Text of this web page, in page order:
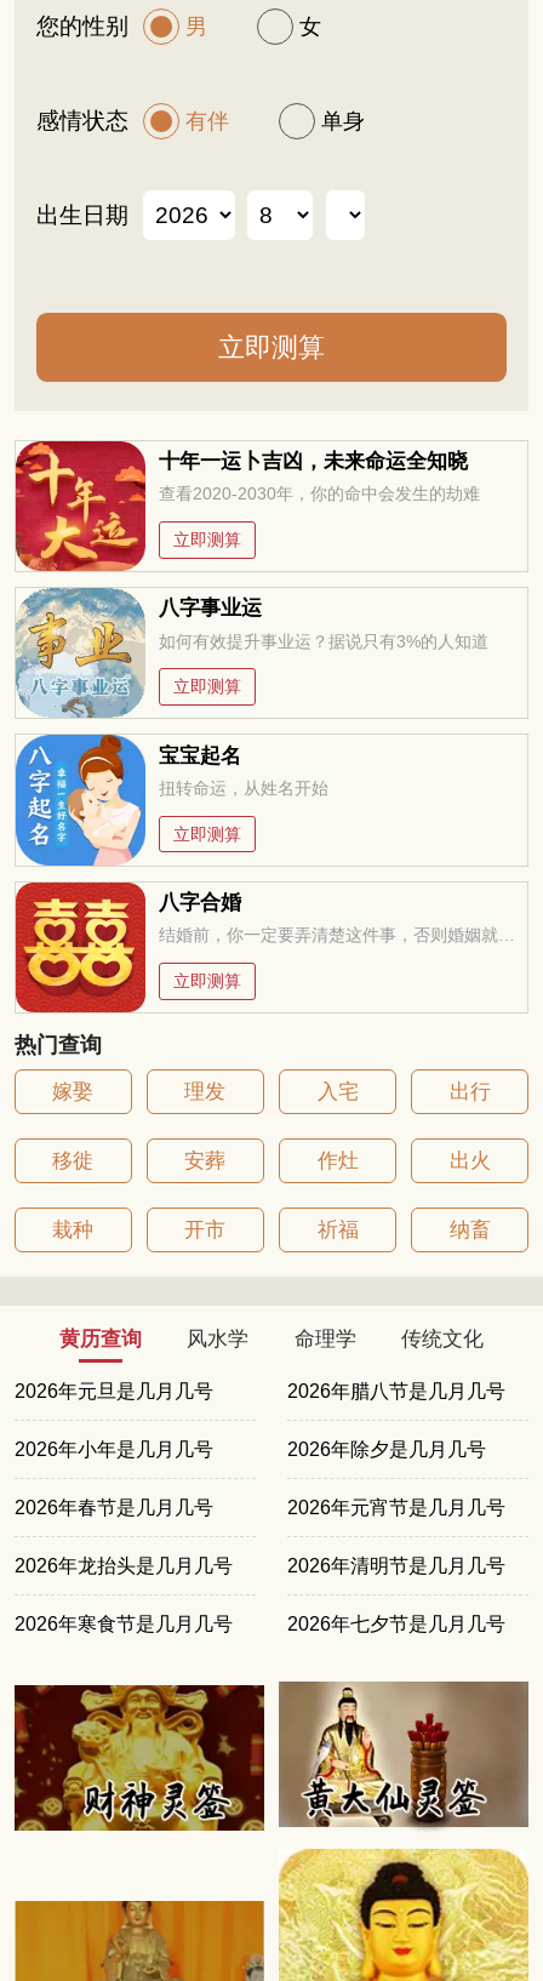
您的性别 男 女
感情状态 有伴 单身
出生日期
十年一运卜吉凶，未来命运全知晓
查看2020-2030年，你的命中会发生的劫难
立即测算
八字事业运
如何有效提升事业运？据说只有3%的人知道
立即测算
宝宝起名
扭转命运，从姓名开始
立即测算
八字合婚
结婚前，你一定要弄清楚这件事，否则婚姻就是你的坟墓
立即测算
热门查询
嫁娶 理发 入宅 出行
移徙 安葬 作灶 出火
栽种 开市 祈福 纳畜
黄历查询 风水学 命理学 传统文化
2026年元旦是几月几号 2026年腊八节是几月几号
2026年小年是几月几号 2026年除夕是几月几号
2026年春节是几月几号 2026年元宵节是几月几号
2026年龙抬头是几月几号 2026年清明节是几月几号
2026年寒食节是几月几号 2026年七夕节是几月几号